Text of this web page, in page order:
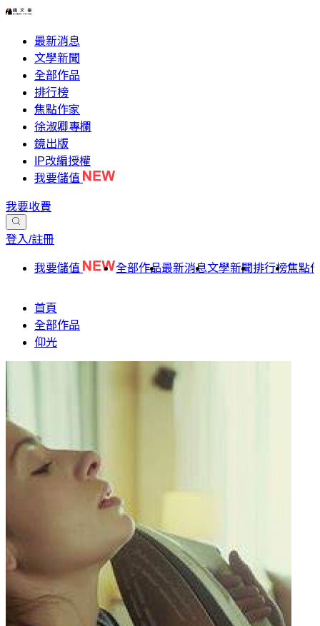
最新消息
文學新聞
全部作品
排行榜
焦點作家
徐淑卿專欄
鏡出版
IP改編授權
我要儲值
我要收費
登入/註冊
我要儲值 全部作品最新消息文學新聞排行榜焦點
首頁
全部作品
仰光